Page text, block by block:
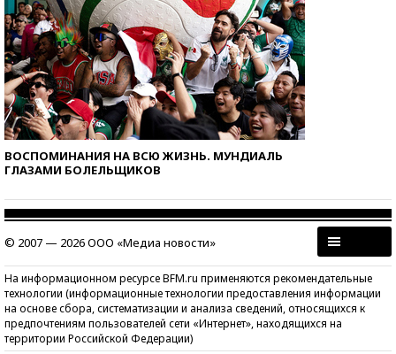
ВОСПОМИНАНИЯ НА ВСЮ ЖИЗНЬ. МУНДИАЛЬ
ГЛАЗАМИ БОЛЕЛЬЩИКОВ
© 2007 — 2026 ООО «Медиа новости»
На информационном ресурсе BFM.ru применяются рекомендательные
технологии (информационные технологии предоставления информации
на основе сбора, систематизации и анализа сведений, относящихся к
предпочтениям пользователей сети «Интернет», находящихся на
территории Российской Федерации)